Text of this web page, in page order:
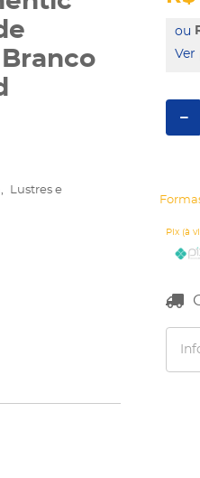
Lustres e
Ver